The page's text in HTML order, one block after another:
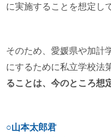
に実施することを想定し
そのため、愛媛県や加計
にするために私立学校法
ることは、今のところ想
○山本太郎君